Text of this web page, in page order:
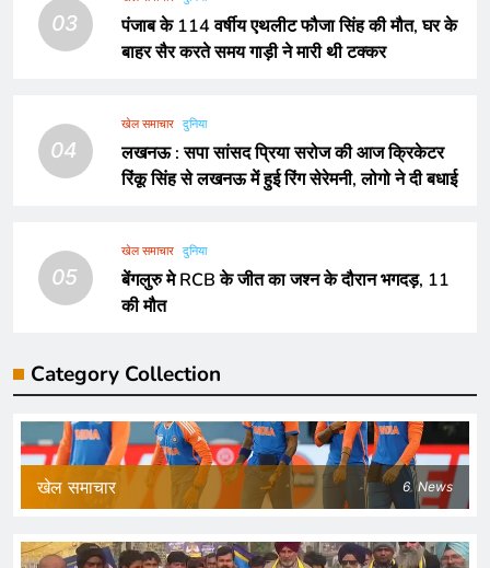
03
पंजाब के 114 वर्षीय एथलीट फौजा सिंह की मौत, घर के
बाहर सैर करते समय गाड़ी ने मारी थी टक्कर
04
खेल समाचार दुनिया
लखनऊ : सपा सांसद प्रिया सरोज की आज क्रिकेटर
रिंकू सिंह से लखनऊ में हुई रिंग सेरेमनी, लोगो ने दी बधाई
05
खेल समाचार दुनिया
बेंगलुरु मे RCB के जीत का जश्न के दौरान भगदड़, 11
की मौत
Category Collection
खेल समाचार 6 News